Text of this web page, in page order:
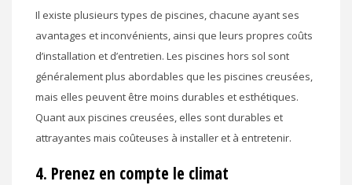
Il existe plusieurs types de piscines, chacune ayant ses
avantages et inconvénients, ainsi que leurs propres coûts
d’installation et d’entretien. Les piscines hors sol sont
généralement plus abordables que les piscines creusées,
mais elles peuvent être moins durables et esthétiques.
Quant aux piscines creusées, elles sont durables et
attrayantes mais coûteuses à installer et à entretenir.
4. Prenez en compte le climat